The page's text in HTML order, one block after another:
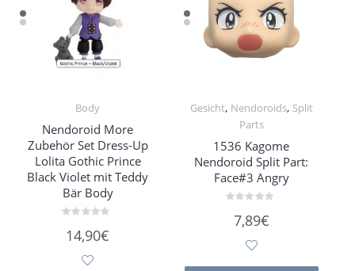
Body
Nendoroid More
Zubehör Set Dress-Up
Lolita Gothic Prince
Black Violet mit Teddy
Bär Body
mit
14,90€
Gesicht, Nendoroids, Split
Parts
1536 Kagome
Nendoroid Split Part:
Face#3 Angry
mit
7,89€